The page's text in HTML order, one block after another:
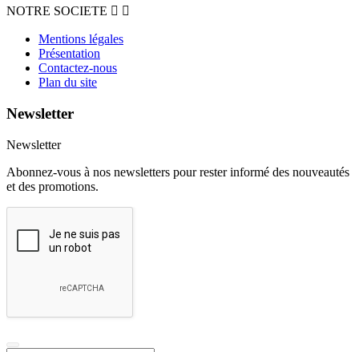
NOTRE SOCIETE  
Mentions légales
Présentation
Contactez-nous
Plan du site
Newsletter
Newsletter
Abonnez-vous à nos newsletters pour rester informé des nouveautés
et des promotions.